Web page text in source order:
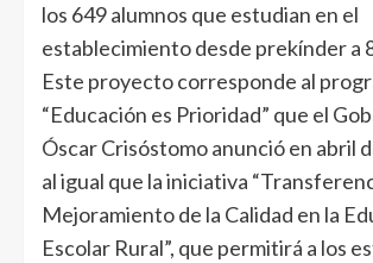
los 649 alumnos que estudian en el
establecimiento desde prekínder a
Este proyecto corresponde al
“Educación es Prioridad” que el
Óscar Crisóstomo anunció en abril
al igual que la iniciativa
Mejoramiento de la Calidad en la
Escolar Rural”, que permitirá a los